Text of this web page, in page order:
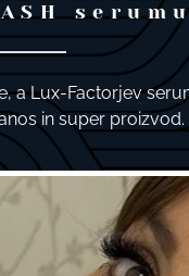
a Lux-Factorjev
in super